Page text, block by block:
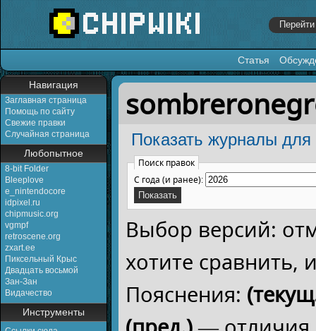
Статья
Навигация
Заглавная страница
Помощь по сайту
Свежие правки
Случайная страница
Любопытное
8-bit Folder
Bleeplove
e_nintendocore
idpixel.ru
chipmusic.org
vgmpf
retroscene.org
zxart.ee
Пиксельный Крыс
Двадцать восьмой
Зан-Зан
Видачество
Инструменты
Перейти к:навигация,поиск
Показать журналы для
Поиск правок
С года (и ранее):
Выбор версий:
хотите
Пояснения: